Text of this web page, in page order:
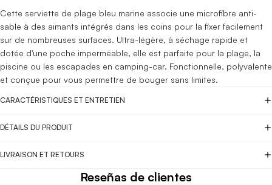
Cette serviette de plage bleu marine associe une microfibre anti-
sable à des aimants intégrés dans les coins pour la fixer facilement
sur de nombreuses surfaces. Ultra-légère, à séchage rapide et
dotée d'une poche imperméable, elle est parfaite pour la plage, la
piscine ou les escapades en camping-car. Fonctionnelle, polyvalente
et conçue pour vous permettre de bouger sans limites.
CARACTÉRISTIQUES ET ENTRETIEN
DÉTAILS DU PRODUIT
LIVRAISON ET RETOURS
Reseñas de clientes